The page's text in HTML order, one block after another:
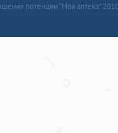
потенции “Моя аптека”